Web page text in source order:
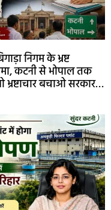
निगम के भ्रष्ट
कटनी से भोपाल तक
भ्रष्टाचार बचाओ सरकार…